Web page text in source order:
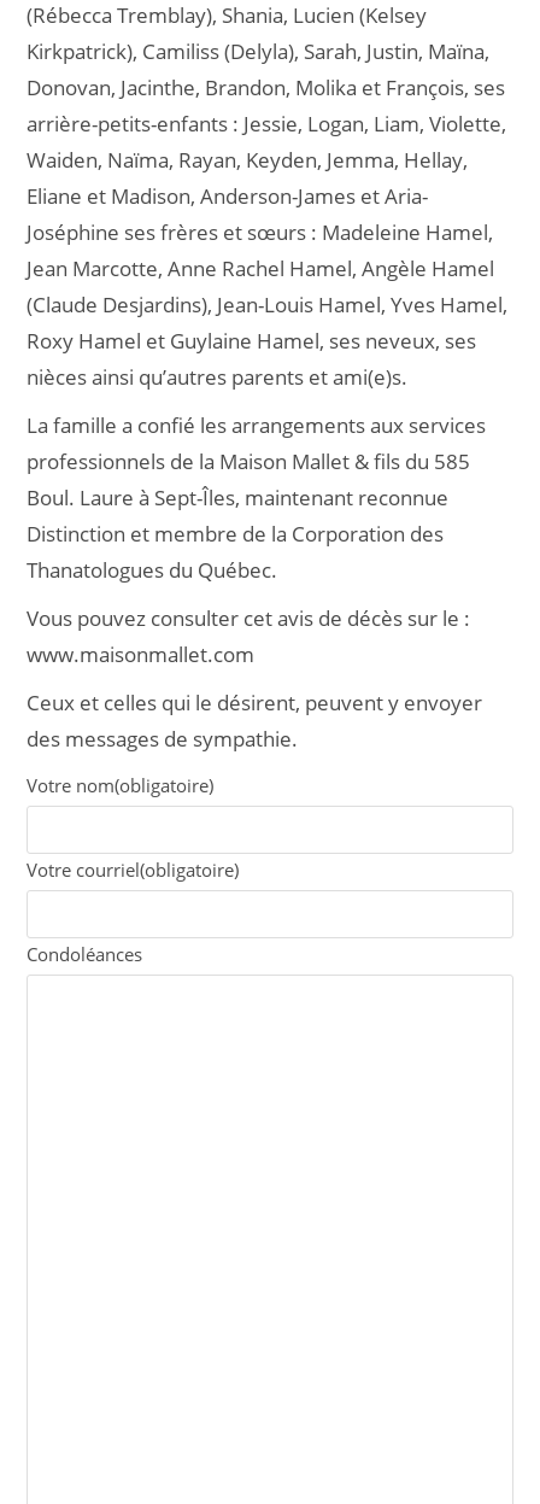
(Rébecca Tremblay), Shania, Lucien (Kelsey
Kirkpatrick), Camiliss (Delyla), Sarah, Justin, Maïna,
Donovan, Jacinthe, Brandon, Molika et François, ses
arrière-petits-enfants : Jessie, Logan, Liam, Violette,
Waiden, Naïma, Rayan, Keyden, Jemma, Hellay,
Eliane et Madison, Anderson-James et Aria-
Joséphine ses frères et sœurs : Madeleine Hamel,
Jean Marcotte, Anne Rachel Hamel, Angèle Hamel
(Claude Desjardins), Jean-Louis Hamel, Yves Hamel,
Roxy Hamel et Guylaine Hamel, ses neveux, ses
nièces ainsi qu’autres parents et ami(e)s.
La famille a confié les arrangements aux services
professionnels de la Maison Mallet & fils du 585
Boul. Laure à Sept-Îles, maintenant reconnue
Distinction et membre de la Corporation des
Thanatologues du Québec.
Vous pouvez consulter cet avis de décès sur le :
www.maisonmallet.com
Ceux et celles qui le désirent, peuvent y envoyer
des messages de sympathie.
Votre nom(obligatoire)
Votre courriel(obligatoire)
Condoléances